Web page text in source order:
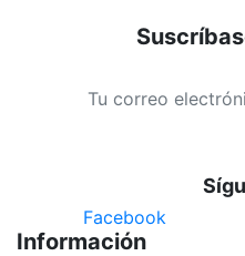
Facebook
Información